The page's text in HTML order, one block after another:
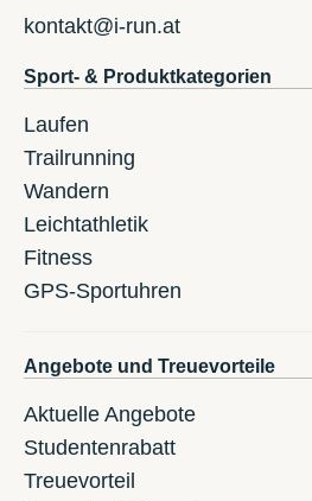
kontakt@i-run.at
Sport- & Produktkategorien
Laufen
Trailrunning
Wandern
Leichtathletik
Fitness
GPS-Sportuhren
Angebote und Treuevorteile
Aktuelle Angebote
Studentenrabatt
Treuevorteil